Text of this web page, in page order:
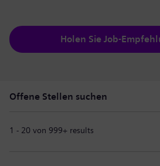
Holen Sie Job-
Offene Stellen suchen
1 - 20 von 999+ results